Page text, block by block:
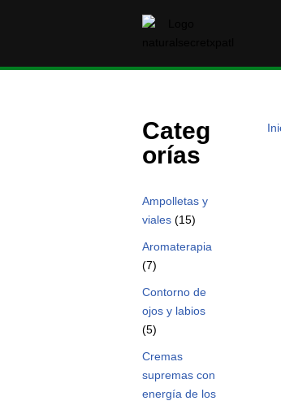
Categ
orías
Ampolletas y
viales (15)
Aromaterapia
(7)
Contorno de
ojos y labios
(5)
Cremas
supremas con
energía de los